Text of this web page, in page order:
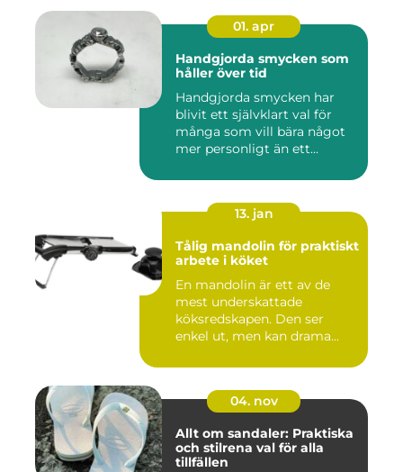
01. apr
Handgjorda smycken som
håller över tid
Handgjorda smycken har
blivit ett självklart val för
många som vill bära något
mer personligt än ett...
13. jan
Tålig mandolin för praktiskt
arbete i köket
En mandolin är ett av de
mest underskattade
köksredskapen. Den ser
enkel ut, men kan drama...
04. nov
Allt om sandaler: Praktiska
och stilrena val för alla
tillfällen